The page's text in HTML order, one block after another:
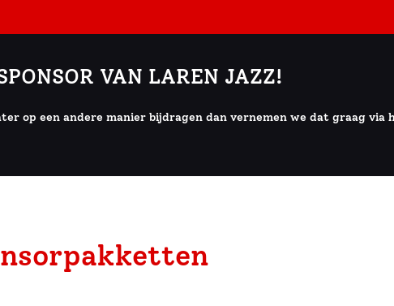
VAN LAREN JAZZ!
op een andere manier bijdragen dan vernemen we dat graag via